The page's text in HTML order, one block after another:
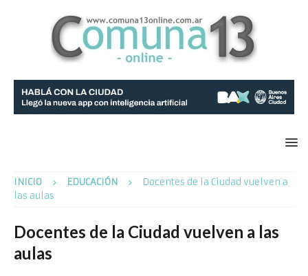
INICIO EDUCACIÓN
Docentes de la Ciudad vuelven a
las aulas
Docentes de la Ciudad vuelven a las
aulas